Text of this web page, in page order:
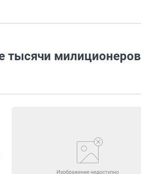
тысячи милиционеров